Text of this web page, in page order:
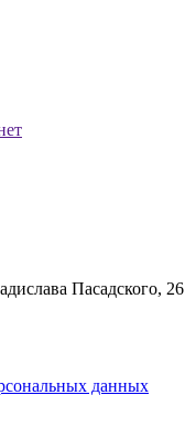
Пасадского, 26
данных